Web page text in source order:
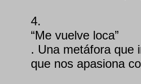
4.
“Me vuelve loca”
. Una metáfora que
que nos apasiona